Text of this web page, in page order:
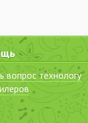
вопрос технологу